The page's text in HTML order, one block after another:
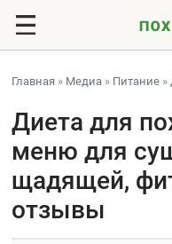
Главная » Медиа » Питание »
Диета для
меню для
щадящей,
отзывы